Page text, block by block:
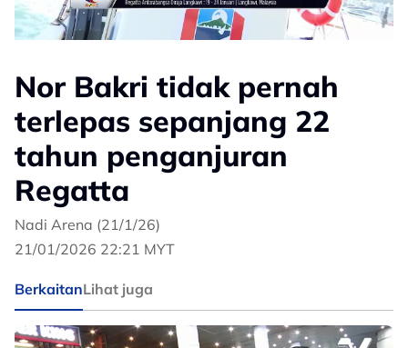
Nor Bakri tidak pernah
terlepas sepanjang 22
tahun penganjuran
Regatta
Nadi Arena (21/1/26)
21/01/2026 22:21 MYT
BerkaitanLihat juga